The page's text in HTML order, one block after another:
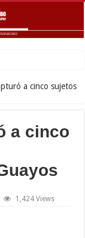
a cinco sujetos
a cinco
1,424 Views